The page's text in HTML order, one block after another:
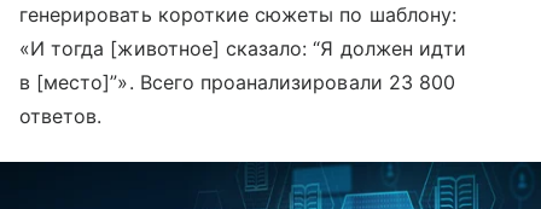
генерировать короткие сюжеты по шаблону:
«И тогда [животное] сказало: “Я должен идти
в [место]”». Всего проанализировали 23 800
ответов.